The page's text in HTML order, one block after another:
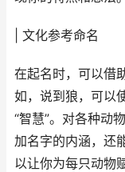
| 文化参考命名
在起名时，可以借
如，说到狼，可以
“智慧”。对各种动
加名字的内涵，还
以让你为每只动物